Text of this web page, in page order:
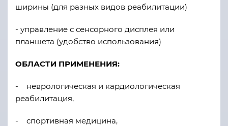
ширины (для разных видов реабилитации)
- управление с сенсорного дисплея или
планшета (удобство использования)
ОБЛАСТИ ПРИМЕНЕНИЯ:
-
неврологическая и кардиологическая
реабилитация,
- спортивная медицина,